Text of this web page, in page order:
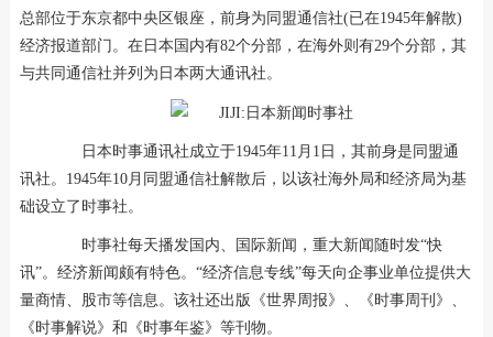
总部位于东京都中央区银座，前身为同盟通信社(已在1945年解散)
经济报道部门。在日本国内有82个分部，在海外则有29个分部，其
与共同通信社并列为日本两大通讯社。
日本时事通讯社成立于1945年11月1日，其前身是同盟通
讯社。1945年10月同盟通信社解散后，以该社海外局和经济局为基
础设立了时事社。
时事社每天播发国内、国际新闻，重大新闻随时发“快
讯”。经济新闻颇有特色。“经济信息专线”每天向企事业单位提供大
量商情、股市等信息。该社还出版《世界周报》、《时事周刊》、
《时事解说》和《时事年鉴》等刊物。